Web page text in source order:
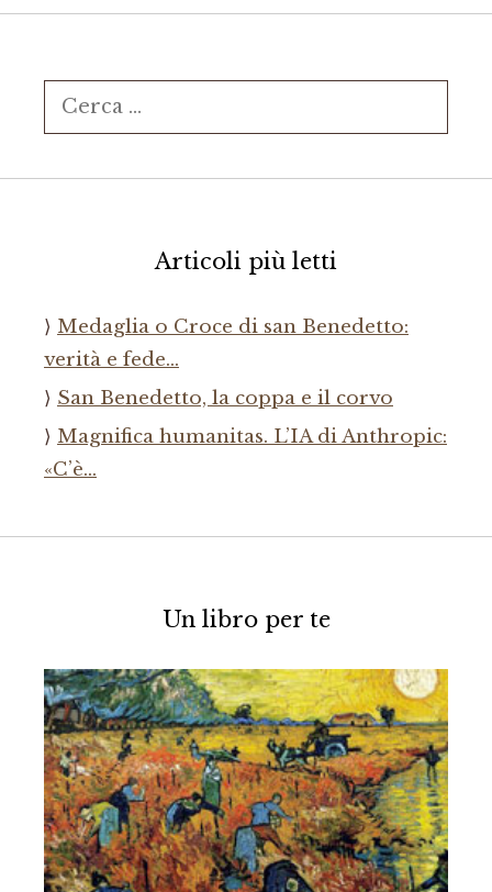
Ricerca
per:
Articoli più letti
Medaglia o Croce di san Benedetto:
verità e fede…
San Benedetto, la coppa e il corvo
Magnifica humanitas. L’IA di Anthropic:
«C’è…
Un libro per te